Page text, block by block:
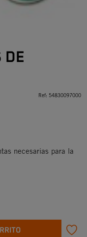
DE
Ref: 54830097000
necesarias para la